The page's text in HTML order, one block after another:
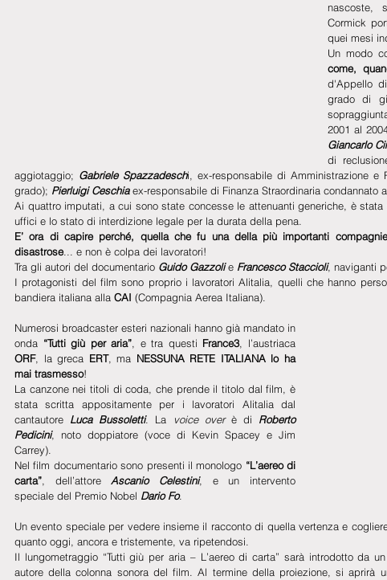
nascoste,
Cormick
quei mesi
Un modo
come,
d'Appello
grado di
Giancarlo
di
aggiotaggio; Gabriele Spazzadeschi, ex-responsabile di Amministrazione e
grado); Pierluigi Ceschia ex-responsabile di Finanza Straordinaria condannato
Ai quattro imputati, a cui sono state concesse le attenuanti generiche, è
uffici e lo stato di interdizione legale per la durata della pena.
E’ ora di capire perché, quella che fu una della più importanti
disastrose... e non è colpa dei lavoratori!
Tra gli autori del documentario Guido Gazzoli e Francesco Staccioli, naviganti
I protagonisti del film sono proprio i lavoratori Alitalia, quelli che hanno
bandiera italiana alla CAI (Compagnia Aerea Italiana).
Numerosi broadcaster esteri nazionali hanno già mandato in
onda “Tutti giù per aria” , e tra questi France3
ORF, la greca ERT, ma NESSUNA RETE ITALIANA lo ha
mai trasmesso!
La canzone nei titoli di coda, che prende il titolo dal film, è
stata scritta appositamente per i lavoratori Alitalia dal
cantautore Luca Bussoletti. La voice over è di Roberto
Pedicini, noto doppiatore (voce di Kevin Spacey e Jim
Carrey).
Nel film documentario sono presenti il monologo “L’aereo di
carta” , dell’attore Ascanio Celestini, e un intervento
speciale del Premio Nobel Dario Fo.
Un evento speciale per vedere insieme il racconto di quella vertenza e
quanto oggi, ancora e tristemente, va ripetendosi.
Il lungometraggio “Tutti giù per aria – L’aereo di carta” sarà introdotto da
autore della colonna sonora del film. Al termine della proiezione, si aprirà